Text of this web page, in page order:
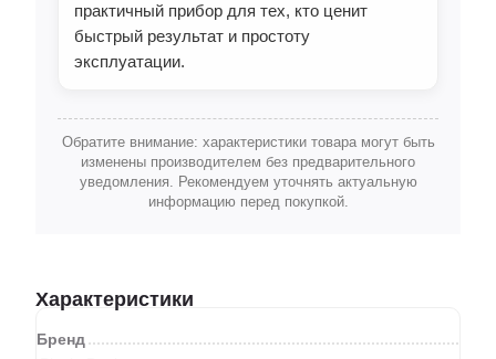
практичный прибор для тех, кто ценит
быстрый результат и простоту
эксплуатации.
Обратите внимание: характеристики товара могут быть
изменены производителем без предварительного
уведомления. Рекомендуем уточнять актуальную
информацию перед покупкой.
Характеристики
Бренд